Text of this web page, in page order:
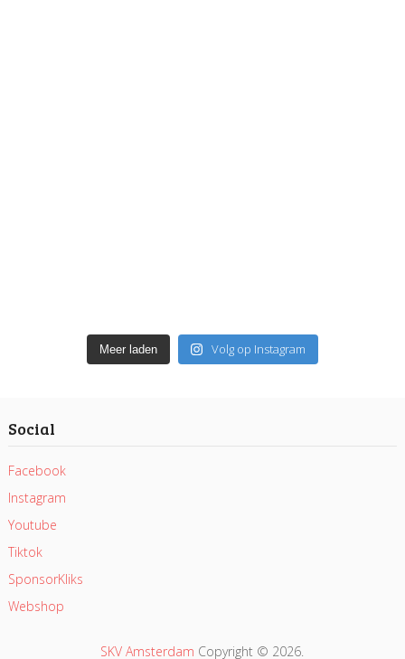
Meer laden Volg op Instagram
Social
Facebook
Instagram
Youtube
Tiktok
SponsorKliks
Webshop
SKV Amsterdam Copyright © 2026.